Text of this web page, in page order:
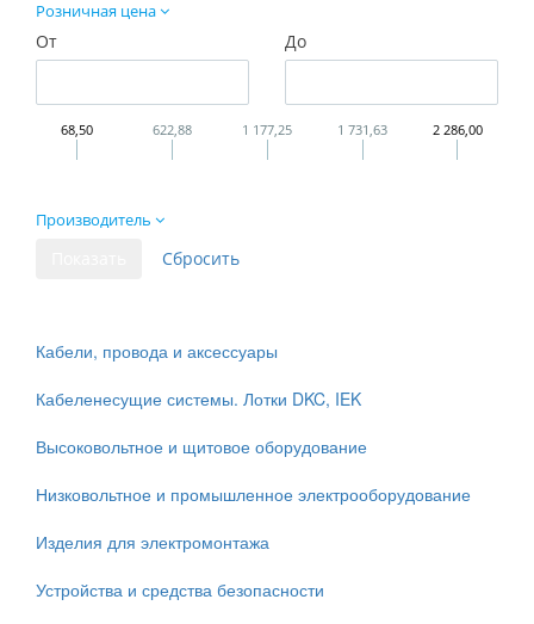
Розничная цена
От До
68,50 622,88 1 177,25 1 731,63 2 286,00
Производитель
Кабели, провода и аксессуары
Кабеленесущие системы. Лотки DKC, IEK
Высоковольтное и щитовое оборудование
Низковольтное и промышленное электрооборудование
Изделия для электромонтажа
Устройства и средства безопасности